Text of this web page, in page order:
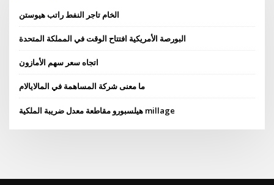
الخام تاجر النفط راتب هيوستن
البورصة الأمريكية افتتاح الوقت في المملكة المتحدة
اتجاه سعر سهم الأمازون
ما معنى شركة المساهمة في المالايالام
هيلسبورو مقاطعة معدل ضريبة الملكية millage